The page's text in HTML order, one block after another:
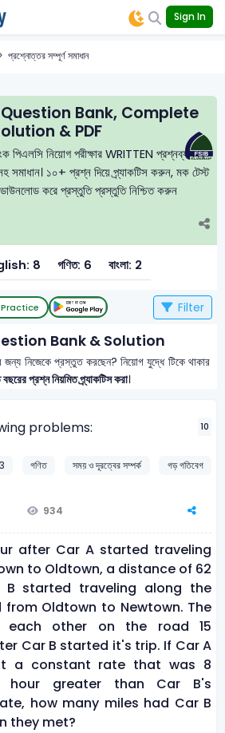
Sign In
প্রশ্নোত্তর সম্পূর্ণ সমাধান
Question Bank, Complete
& PDF
পিএলসি নিয়োগ পরীক্ষার WRITTEN প্রশ্নব্যাংক,
সমাধান। ১০+ প্রশ্ন দিয়ে প্র্যাকটিস করুন, মক টেস্ট
করে প্রস্তুতি প্রস্তুতি নিশ্চিত করুন
8 গণিত: 6 বাংলা: 2
Practice Filter
Bank & Solution
জন্য নিজেকে প্রস্তুত করছেন? নিয়োগ যুদ্ধে টিকে থাকার
প্রশ্ন নিয়মিত প্র্যাকটিস করা।
problems: 10
গণিত সময় ও দূরত্বের সম্পর্ক
গড় গতিবেগ
934
after Car A started traveling
to Oldtown, a distance of 62
B started traveling along the
from Oldtown to Newtown. The
each other on the road 15
Car B started it's trip. If Car A
a constant rate that was 8
hour greater than Car B's
how many miles had Car B
they met?